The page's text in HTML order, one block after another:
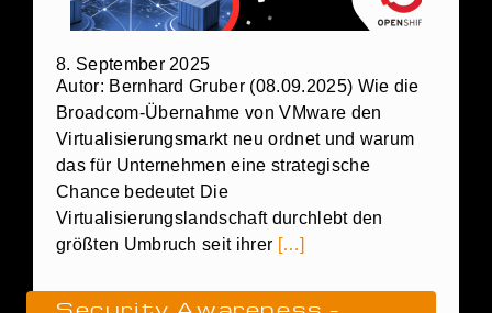
8. September 2025
Autor: Bernhard Gruber (08.09.2025) Wie die
Broadcom-Übernahme von VMware den
Virtualisierungsmarkt neu ordnet und warum
das für Unternehmen eine strategische
Chance bedeutet Die
Virtualisierungslandschaft durchlebt den
größten Umbruch seit ihrer […]
Security Awareness –